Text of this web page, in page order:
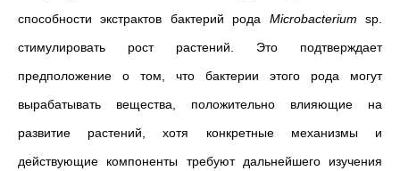
способности экстрактов бактерий рода Microbacterium sp.
стимулировать рост растений. Это подтверждает
предположение о том, что бактерии этого рода могут
вырабатывать вещества, положительно влияющие на
развитие растений, хотя конкретные механизмы и
действующие компоненты требуют дальнейшего изучения